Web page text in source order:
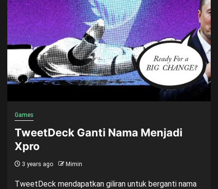
Games
TweetDeck Ganti Nama Menjadi
Xpro
3 years ago Mimin
TweetDeck mendapatkan giliran untuk berganti nama